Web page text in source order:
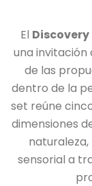
El Discovery
una invitación
de las
dentro de la
set reúne
dimensiones
sensorial a